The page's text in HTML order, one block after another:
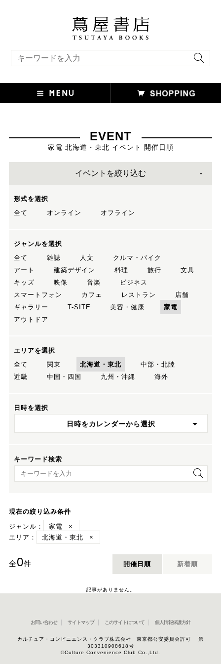
EVENT
家電 北海道・東北 イベント 開催日順
イベントを絞り込む
形式を選択
全て
オンライン オフライン
ジャンルを選択
全て
雑誌 人文
クルマ・バイク
アート
建築デザイン 料理 旅行
文具
キッズ
映像 音楽
ビジネス
スマートフォン
カフェ レストラン
店舗
ギャラリー
T-SITE 美容・健康
家電
アウトドア
エリアを選択
全て
関東 北海道・東北
中部・北陸
近畿
中国・四国 九州・沖縄 海外
日時を選択
日時をカレンダーから選択
キーワード検索
キーワード検索
現在の絞り込み条件
ジャンル：
家電
×
エリア：
北海道・東北 ×
全0件 開催日順 新着順
記事がありません。
お問い合わせ サイトマップ このサイトについて 個人情報保護方針
カルチュア・コンビニエンス・クラブ株式会社 東京都公安委員会許可 第
303310908618号
©Culture Convenience Club Co.,Ltd.